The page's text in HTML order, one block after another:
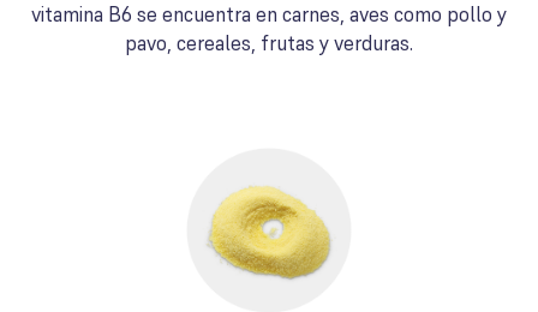
vitamina B6 se encuentra en carnes, aves como pollo y
pavo, cereales, frutas y verduras.